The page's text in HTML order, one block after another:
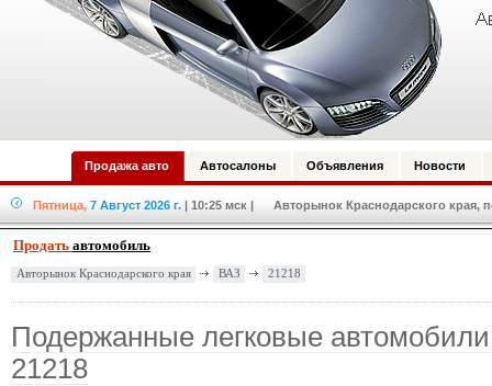
Продажа авто Автосалоны Объявления Новости
Пятница, 7 Август 2026 г. | 10:25 мск | Авторынок Краснодарского края,
Продать автомобиль
Авторынок Краснодарского края ВАЗ 21218
Подержанные легковые
21218